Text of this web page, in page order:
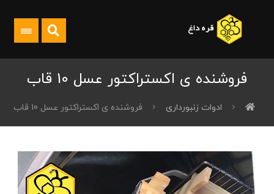
فروشنده ی اکستراکتور عسل 10 قاب
ادوات زنبورداری فروشنده ی اکستراکتور عسل 10 قاب